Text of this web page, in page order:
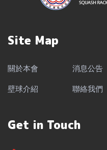
Site Map
關於本會
消息公告
壁球介紹
聯絡我們
Get in Touch